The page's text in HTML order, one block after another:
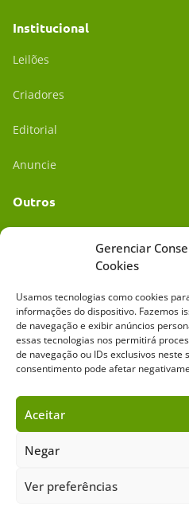
Gerenciar
Cookies
Usamos tecnologias como cookies
informações do dispositivo. Fazemos
de navegação e exibir anúncios
essas tecnologias nos permitirá
de navegação ou IDs exclusivos
consentimento pode afetar
Aceitar
Negar
Ver preferências
Institucional
Leilões
Criadores
Editorial
Anuncie
Outros
Mídia Kit
Sobre o Cavalus
Copyright ©️ 2026 • Grupo Cavalus